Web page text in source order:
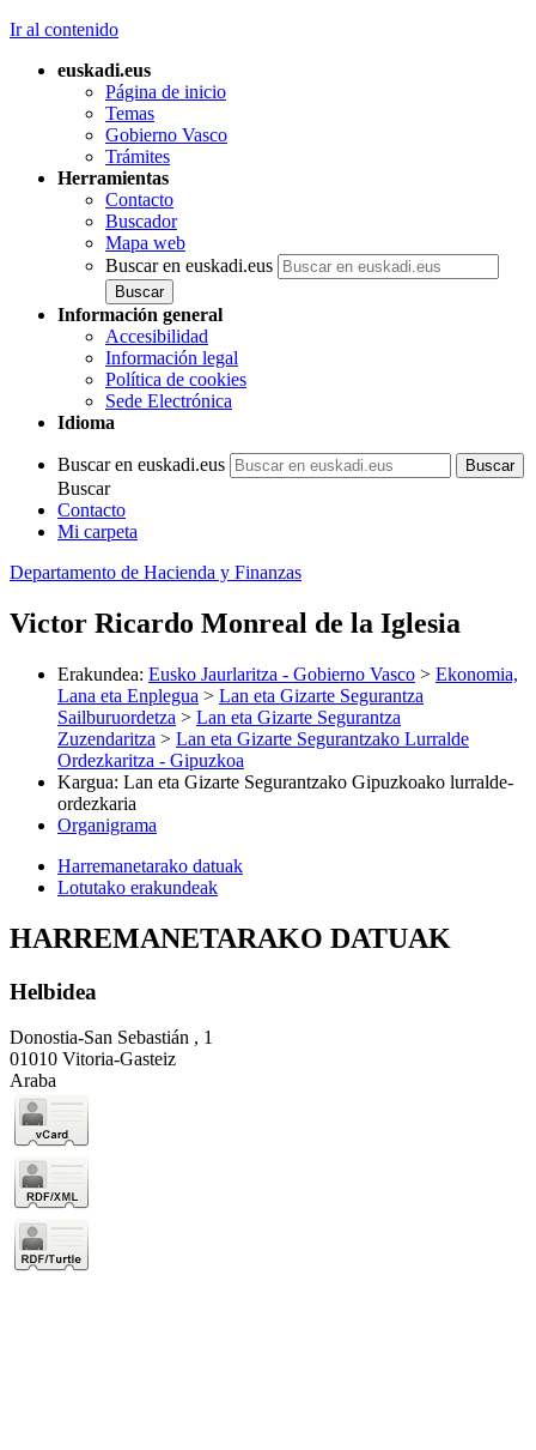
Ir al contenido
euskadi.eus
Página de inicio
Temas
Gobierno Vasco
Trámites
Herramientas
Contacto
Buscador
Mapa web
Buscar en euskadi.eus
Información general
Accesibilidad
Información legal
Política de cookies
Sede Electrónica
Idioma
Buscar en euskadi.eus
Buscar
Contacto
Mi carpeta
Departamento de Hacienda y Finanzas
Victor Ricardo Monreal de la Iglesia
Erakundea: Eusko Jaurlaritza - Gobierno Vasco > Ekonomia,
Lana eta Enplegua > Lan eta Gizarte Segurantza
Sailburuordetza > Lan eta Gizarte Segurantza
Zuzendaritza > Lan eta Gizarte Segurantzako Lurralde
Ordezkaritza - Gipuzkoa
Kargua: Lan eta Gizarte Segurantzako Gipuzkoako lurralde-
ordezkaria
Organigrama
Harremanetarako datuak
Lotutako erakundeak
HARREMANETARAKO DATUAK
Helbidea
Donostia-San Sebastián , 1
01010 Vitoria-Gasteiz
Araba